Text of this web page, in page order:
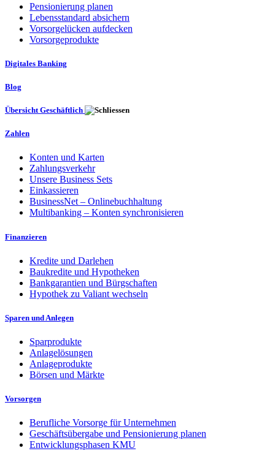
Pensionierung planen
Lebensstandard absichern
Vorsorgelücken aufdecken
Vorsorgeprodukte
Digitales Banking
Blog
Übersicht Geschäftlich
Zahlen
Konten und Karten
Zahlungsverkehr
Unsere Business Sets
Einkassieren
BusinessNet – Onlinebuchhaltung
Multibanking – Konten synchronisieren
Finanzieren
Kredite und Darlehen
Baukredite und Hypotheken
Bankgarantien und Bürgschaften
Hypothek zu Valiant wechseln
Sparen und Anlegen
Sparprodukte
Anlagelösungen
Anlageprodukte
Börsen und Märkte
Vorsorgen
Berufliche Vorsorge für Unternehmen
Geschäftsübergabe und Pensionierung planen
Entwicklungsphasen KMU